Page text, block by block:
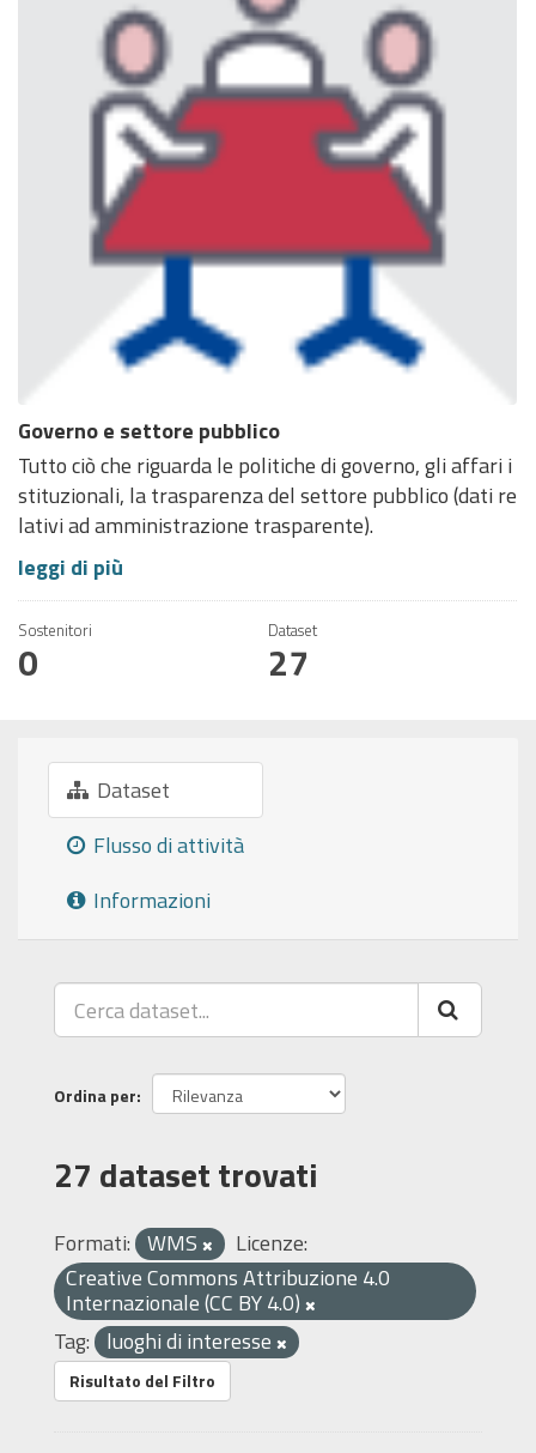
Governo e settore pubblico
Tutto ciò che riguarda le politiche di governo, gli affari i
stituzionali, la trasparenza del settore pubblico (dati re
lativi ad amministrazione trasparente).
leggi di più
Sostenitori
0
Dataset
27
Dataset
Flusso di attività
Informazioni
Ordina per
27 dataset trovati
Formati: WMS
Licenze:
Creative Commons Attribuzione 4.0
Internazionale (CC BY 4.0)
Tag: luoghi di interesse
Risultato del Filtro